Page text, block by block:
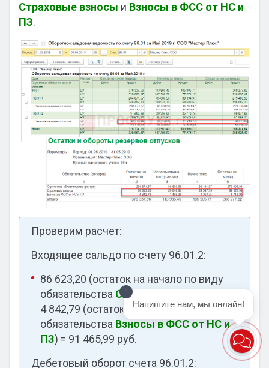
Страховые взносы и Взносы в ФСС от НС и
ПЗ.
Проверим расчет:
Входящее сальдо по счету 96.01.2:
86 623,20 (остаток на начало по виду
обязательства Страховые
4 842,79 (остаток на начало по виду
обязательства Взносы в ФСС от НС и
ПЗ) = 91 465,99 руб.
Дебетовый оборот счета 96.01.2:
Напишите нам, мы онлайн!